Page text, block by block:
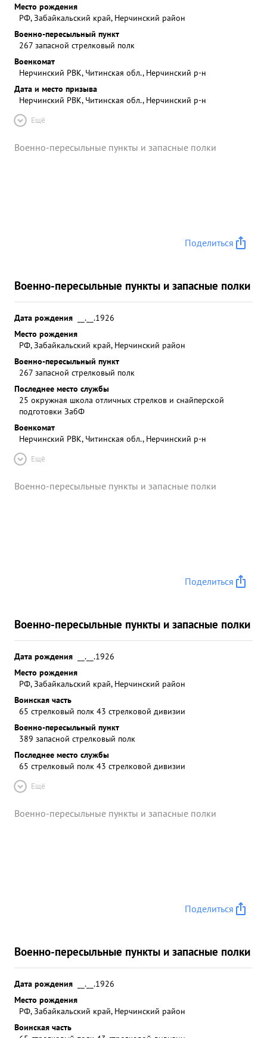
Место рождения
РФ, Забайкальский край, Нерчинский район
Военно-пересыльный пункт
267 запасной стрелковый полк
Военкомат
Нерчинский РВК, Читинская обл., Нерчинский р-н
Дата и место призыва
Нерчинский РВК, Читинская обл., Нерчинский р-н
Ещё
Военно-пересыльные пункты и запасные полки
Поделиться
Военно-пересыльные пункты и запасные полки
Дата рождения
__.__.1926
Место рождения
РФ, Забайкальский край, Нерчинский район
Военно-пересыльный пункт
267 запасной стрелковый полк
Последнее место службы
25 окружная школа отличных стрелков и снайперской
подготовки ЗабФ
Военкомат
Нерчинский РВК, Читинская обл., Нерчинский р-н
Ещё
Военно-пересыльные пункты и запасные полки
Поделиться
Военно-пересыльные пункты и запасные полки
Дата рождения
__.__.1926
Место рождения
РФ, Забайкальский край, Нерчинский район
Воинская часть
65 стрелковый полк 43 стрелковой дивизии
Военно-пересыльный пункт
389 запасной стрелковый полк
Последнее место службы
65 стрелковый полк 43 стрелковой дивизии
Ещё
Военно-пересыльные пункты и запасные полки
Поделиться
Военно-пересыльные пункты и запасные полки
Дата рождения
__.__.1926
Место рождения
РФ, Забайкальский край, Нерчинский район
Воинская часть